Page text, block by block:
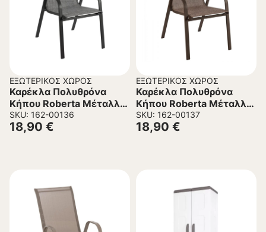
ΕΞΩΤΕΡΙΚΌΣ ΧΏΡΟΣ
Καρέκλα Πολυθρόνα
Κήπου Roberta Μέταλλο
– Textiline σε Γκρί
54x74x93Υεκ.
SKU: 162-00136
18,90 €
ΕΞΩΤΕΡΙΚΌΣ ΧΏΡΟΣ
Καρέκλα Πολυθρόνα
Κήπου Roberta Μέταλλο
– Textiline σε Καφέ
54x74x93Υεκ.
SKU: 162-00137
18,90 €